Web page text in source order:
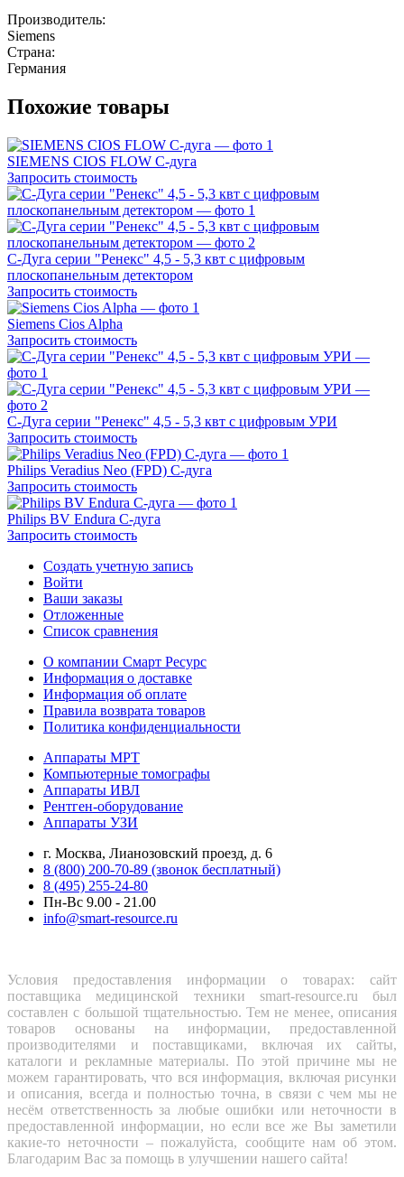
Производитель:
Siemens
Страна:
Германия
Похожие товары
SIEMENS CIOS FLOW C-дуга
Запросить стоимость
С-Дуга серии "Ренекс" 4,5 - 5,3 квт с цифровым
плоскопанельным детектором
Запросить стоимость
Siemens Cios Alpha
Запросить стоимость
С-Дуга серии "Ренекс" 4,5 - 5,3 квт с цифровым УРИ
Запросить стоимость
Philips Veradius Neo (FPD) C-дуга
Запросить стоимость
Philips BV Endura C-дуга
Запросить стоимость
Создать учетную запись
Войти
Ваши заказы
Отложенные
Список сравнения
О компании Смарт Ресурс
Информация о доставке
Информация об оплате
Правила возврата товаров
Политика конфиденциальности
Аппараты МРТ
Компьютерные томографы
Аппараты ИВЛ
Рентген-оборудование
Аппараты УЗИ
г. Москва, Лианозовский проезд, д. 6
8 (800) 200-70-89 (звонок бесплатный)
8 (495) 255-24-80
Пн-Вс 9.00 - 21.00
info@smart-resource.ru
Условия предоставления информации о товарах: сайт
поставщика медицинской техники smart-resource.ru был
составлен с большой тщательностью. Тем не менее, описания
товаров основаны на информации, предоставленной
производителями и поставщиками, включая их сайты,
каталоги и рекламные материалы. По этой причине мы не
можем гарантировать, что вся информация, включая рисунки
и описания, всегда и полностью точна, в связи с чем мы не
несём ответственность за любые ошибки или неточности в
предоставленной информации, но если все же Вы заметили
какие-то неточности – пожалуйста, сообщите нам об этом.
Благодарим Вас за помощь в улучшении нашего сайта!